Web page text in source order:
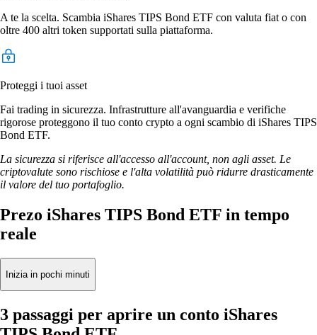
A te la scelta. Scambia iShares TIPS Bond ETF con valuta fiat o con
oltre 400 altri token supportati sulla piattaforma.
Proteggi i tuoi asset
Fai trading in sicurezza. Infrastrutture all'avanguardia e verifiche
rigorose proteggono il tuo conto crypto a ogni scambio di iShares TIPS
Bond ETF.
La sicurezza si riferisce all'accesso all'account, non agli asset. Le
criptovalute sono rischiose e l'alta volatilità può ridurre drasticamente
il valore del tuo portafoglio.
Prezo iShares TIPS Bond ETF in tempo
reale
Inizia in pochi minuti
3 passaggi per aprire un conto iShares